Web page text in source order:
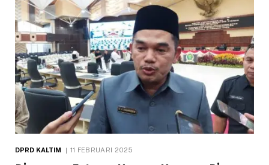
DPRD KALTIM 11 FEBRUARI 2025